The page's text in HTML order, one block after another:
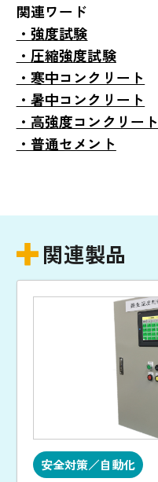
関連ワード
・強度試験
・圧縮強度試験
・寒中コンクリート
・暑中コンクリート
・高強度コンクリート
・普通セメント
関連製品
安全対策／自動化